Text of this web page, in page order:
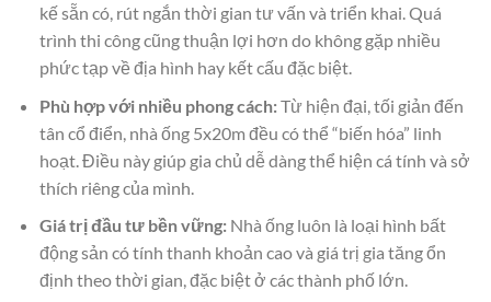
kế sẵn có, rút ngắn thời gian tư vấn và triển khai. Quá
trình thi công cũng thuận lợi hơn do không gặp nhiều
phức tạp về địa hình hay kết cấu đặc biệt.
Phù hợp với nhiều phong cách:Từ hiện đại, tối giản đến
tân cổ điển, nhà ống 5x20m đều có thể “biến hóa” linh
hoạt. Điều này giúp gia chủ dễ dàng thể hiện cá tính và sở
thích riêng của mình.
Giá trị đầu tư bền vững:Nhà ống luôn là loại hình bất
động sản có tính thanh khoản cao và giá trị gia tăng ổn
định theo thời gian, đặc biệt ở các thành phố lớn.